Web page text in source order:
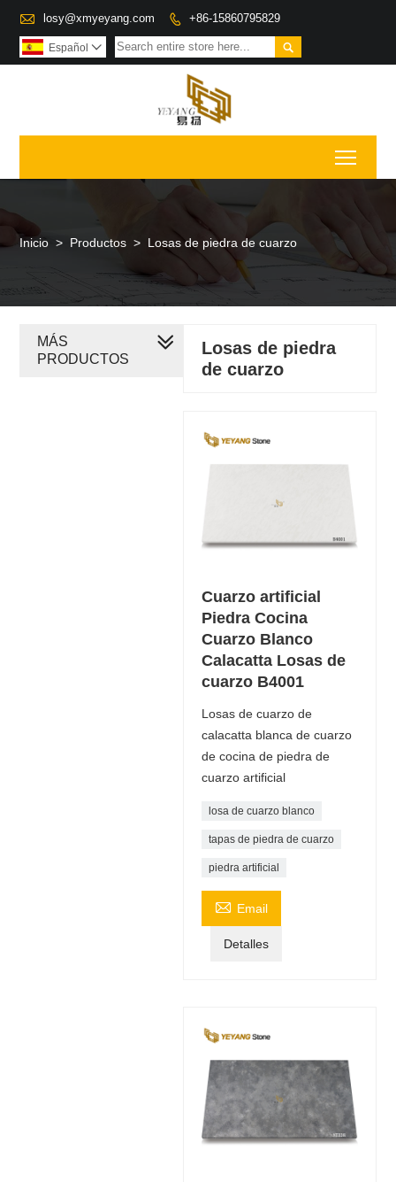
 losy@xmyeyang.com  +86-15860795829

Español 
Inicio > Productos > Losas de piedra de cuarzo
Losas de piedra
de cuarzo
Cuarzo artificial
Piedra Cocina
Cuarzo Blanco
Calacatta Losas de
cuarzo B4001
Losas de cuarzo de
calacatta blanca de cuarzo
de cocina de piedra de
cuarzo artificial
losa de cuarzo blanco
tapas de piedra de cuarzo
piedra artificial
 Email
Detalles
MÁS
PRODUCTOS